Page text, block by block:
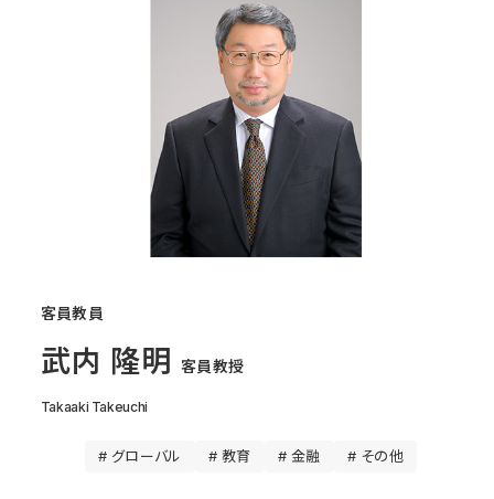
客員教員
武内 隆明 客員教授
Takaaki Takeuchi
# グローバル # 教育 # 金融 # その他